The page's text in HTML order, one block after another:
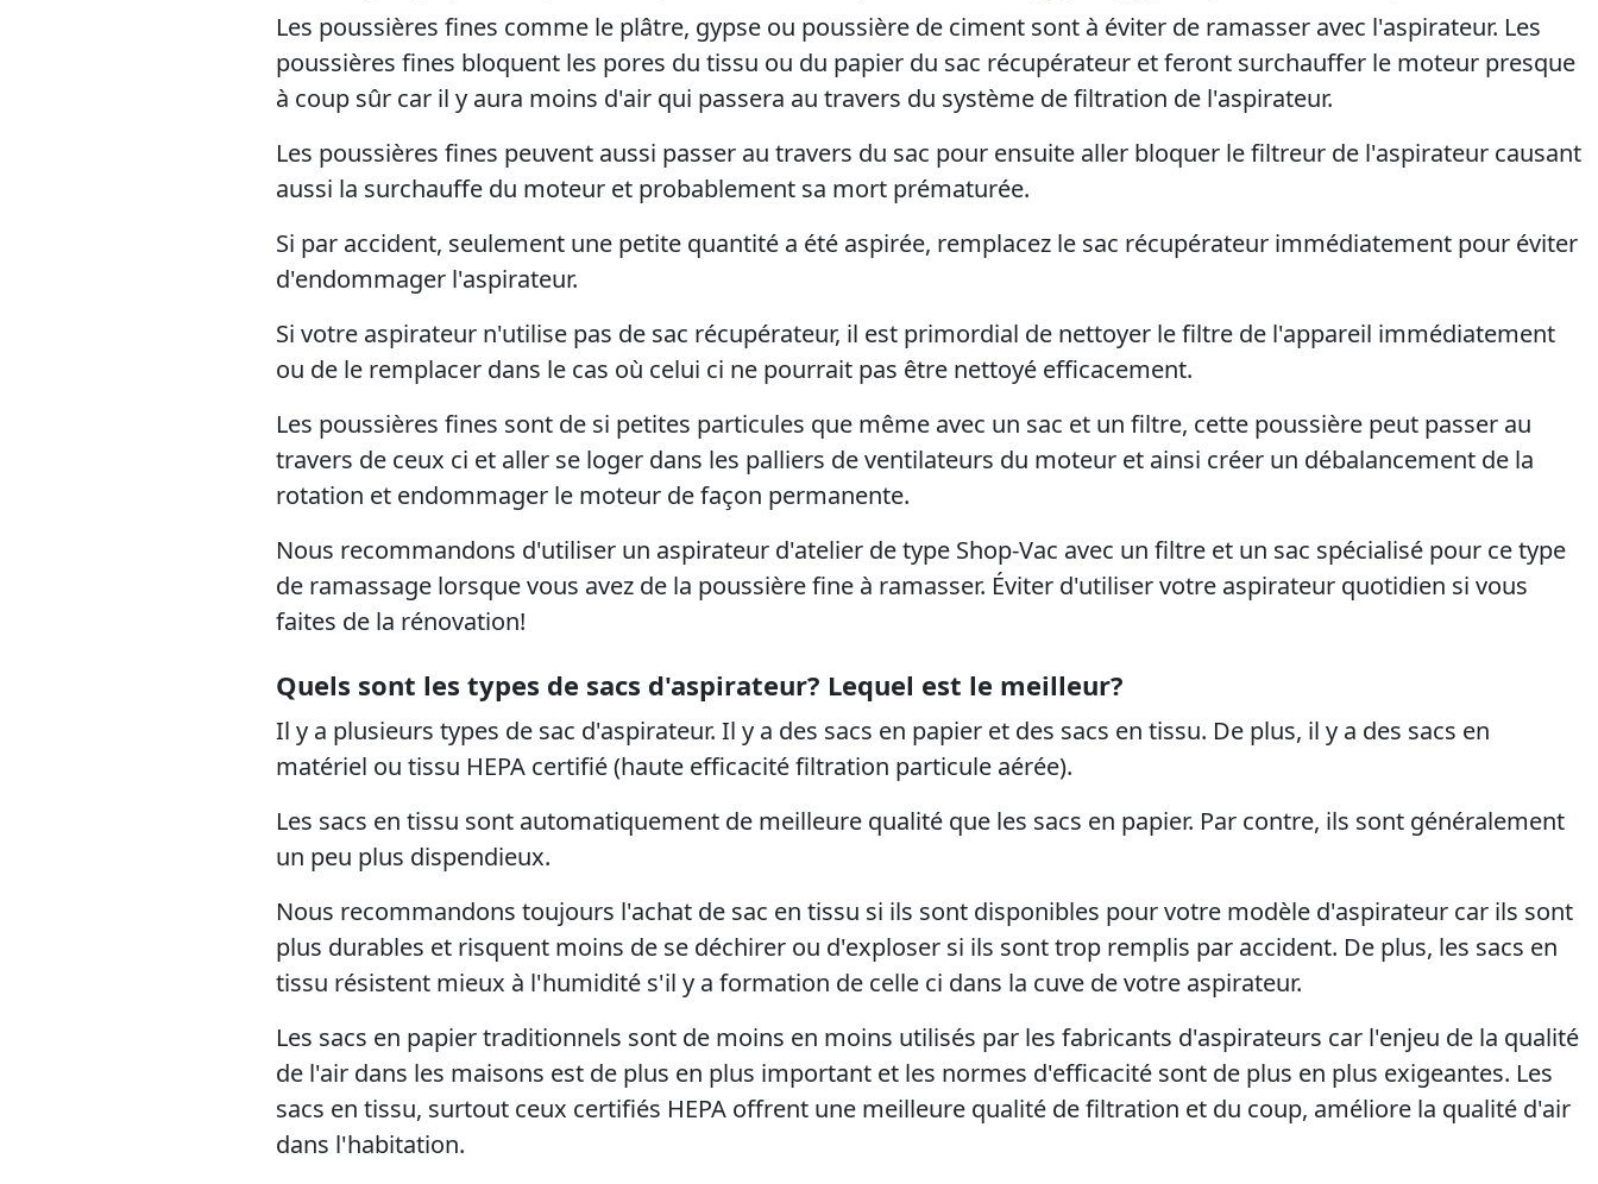
Les poussières fines comme le plâtre, gypse ou poussière de ciment sont à éviter de ramasser avec l'aspirateur. Les
poussières fines bloquent les pores du tissu ou du papier du sac récupérateur et feront surchauffer le moteur presque
à coup sûr car il y aura moins d'air qui passera au travers du système de filtration de l'aspirateur.
Les poussières fines peuvent aussi passer au travers du sac pour ensuite aller bloquer le filtreur de l'aspirateur causant
aussi la surchauffe du moteur et probablement sa mort prématurée.
Si par accident, seulement une petite quantité a été aspirée, remplacez le sac récupérateur immédiatement pour éviter
d'endommager l'aspirateur.
Si votre aspirateur n'utilise pas de sac récupérateur, il est primordial de nettoyer le filtre de l'appareil immédiatement
ou de le remplacer dans le cas où celui ci ne pourrait pas être nettoyé efficacement.
Les poussières fines sont de si petites particules que même avec un sac et un filtre, cette poussière peut passer au
travers de ceux ci et aller se loger dans les palliers de ventilateurs du moteur et ainsi créer un débalancement de la
rotation et endommager le moteur de façon permanente.
Nous recommandons d'utiliser un aspirateur d'atelier de type Shop-Vac avec un filtre et un sac spécialisé pour ce type
de ramassage lorsque vous avez de la poussière fine à ramasser. Éviter d'utiliser votre aspirateur quotidien si vous
faites de la rénovation!
Quels sont les types de sacs d'aspirateur? Lequel est le meilleur?
Il y a plusieurs types de sac d'aspirateur. Il y a des sacs en papier et des sacs en tissu. De plus, il y a des sacs en
matériel ou tissu HEPA certifié(haute efficacité filtration particule aérée).
Les sacs en tissu sont automatiquement de meilleure qualité que les sacs en papier. Par contre, ils sont généralement
un peu plus dispendieux.
Nous recommandons toujours l'achat de sac en tissu si ils sont disponibles pour votre modèle d'aspirateur car ils sont
plus durables et risquent moins de se déchirer ou d'exploser si ils sont trop remplis par accident. De plus, les sacs en
tissu résistent mieux à l'humidité s'il y a formation de celle ci dans la cuve de votre aspirateur.
Les sacs en papier traditionnels sont de moins en moins utilisés par les fabricants d'aspirateurs car l'enjeu de la qualité
de l'air dans les maisons est de plus en plus important et les normes d'efficacité sont de plus en plus exigeantes. Les
sacs en tissu, surtout ceux certifiés HEPA offrent une meilleure qualité de filtration et du coup, améliore la qualité d'air
dans l'habitation.